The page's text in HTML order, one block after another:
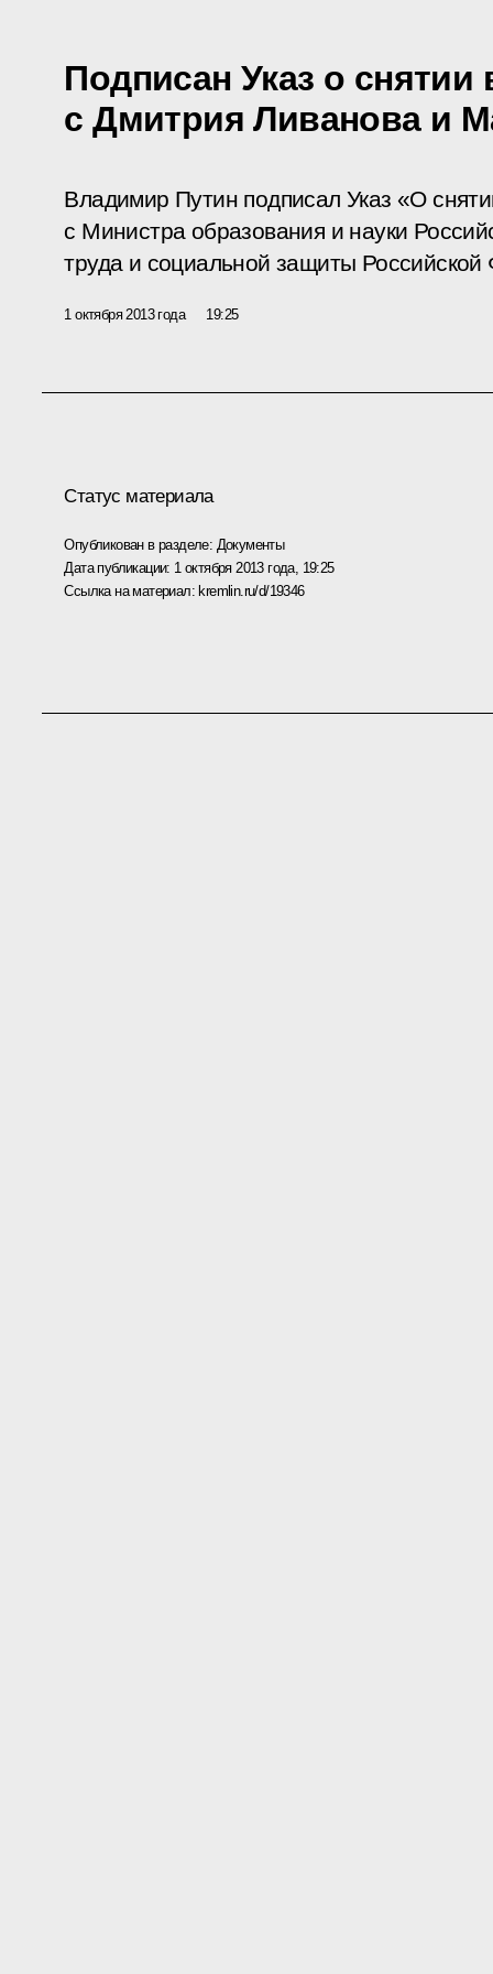
Подписан Указ о снятии
с Дмитрия Ливанова и
Владимир Путин подписал Указ «О
с Министра образования и науки
труда и социальной защиты
1 октября 2013 года 19:25
Статус материала
Опубликован в разделе: Документы
Дата публикации: 1 октября 2013 года, 19:25
Ссылка на материал: kremlin.ru/d/19346